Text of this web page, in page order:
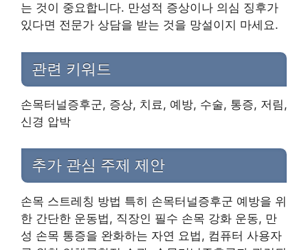
는 것이 중요합니다. 만성적 증상이나 의심 징후가
있다면 전문가 상담을 받는 것을 망설이지 마세요.
관련 키워드
손목터널증후군, 증상, 치료, 예방, 수술, 통증, 저림,
신경 압박
추가 관심 주제 제안
손목 스트레칭 방법 특히 손목터널증후군 예방을 위
한 간단한 운동법, 직장인 필수 손목 강화 운동, 만
성 손목 통증을 완화하는 자연 요법, 컴퓨터 사용자